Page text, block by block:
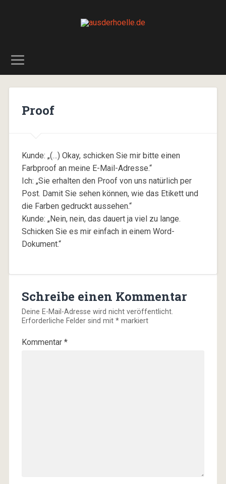
Proof
Kunde: „(…) Okay, schicken Sie mir bitte einen
Farbproof an meine E-Mail-Adresse.“
Ich: „Sie erhalten den Proof von uns natürlich per
Post. Damit Sie sehen können, wie das Etikett und
die Farben gedruckt aussehen.“
Kunde: „Nein, nein, das dauert ja viel zu lange.
Schicken Sie es mir einfach in einem Word-
Dokument.“
Schreibe einen Kommentar
Deine E-Mail-Adresse wird nicht veröffentlicht.
Erforderliche Felder sind mit *markiert
Kommentar *